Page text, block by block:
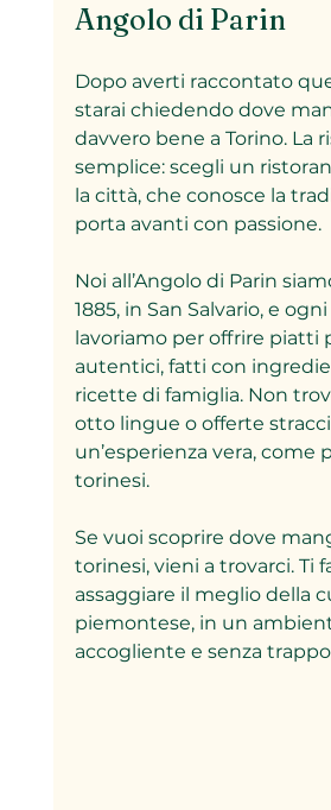
Angolo di Parin
Dopo averti raccontato
starai chiedendo dove
davvero bene a Torino. La
semplice: scegli un
la città, che conosce la
porta avanti con passione.
Noi all’Angolo di Parin
1885, in San Salvario, e
lavoriamo per offrire piatti
autentici, fatti con
ricette di famiglia. Non
otto lingue o offerte
un’esperienza vera, come
torinesi.
Se vuoi scoprire dove
torinesi, vieni a trovarci. Ti
assaggiare il meglio della
piemontese, in un
accogliente e senza